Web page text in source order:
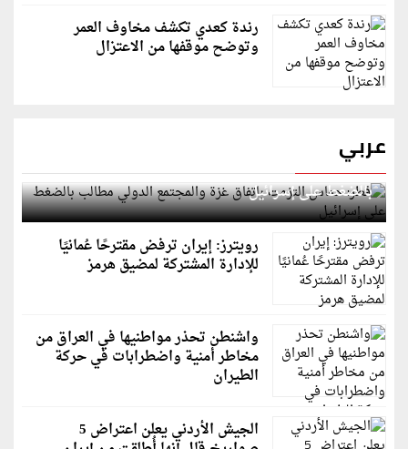
رندة كعدي تكشف مخاوف العمر
وتوضح موقفها من الاعتزال
عربي
قطر: حماس التزمت باتفاق غزة والمجتمع الدولي مطالب
بالضغط على إسرائيل
رويترز: إيران ترفض مقترحًا عُمانيًا
للإدارة المشتركة لمضيق هرمز
واشنطن تحذر مواطنيها في العراق من
مخاطر أمنية واضطرابات في حركة
الطيران
الجيش الأردني يعلن اعتراض 5